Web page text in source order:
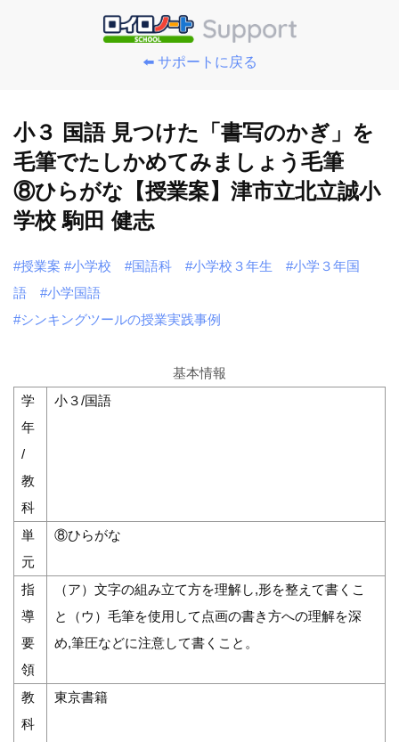
⬅️ サポートに戻る
小３ 国語 見つけた「書写のかぎ」を
毛筆でたしかめてみましょう毛筆
⑧ひらがな【授業案】津市立北立誠小
学校 駒田 健志
#授業案 #小学校 #国語科 #小学校３年生
#小学３年国
語
#小学国語
#シンキングツールの授業実践事例
基本情報
学
年
/
教
科
小３/国語
単
元
⑧ひらがな
指
導
要
領
（ア）文字の組み立て方を理解し,形を整えて書くこ
と（ウ）毛筆を使用して点画の書き方への理解を深
め,筆圧などに注意して書くこと。
教
科
東京書籍